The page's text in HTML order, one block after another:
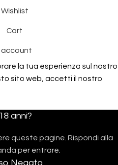
Wishlist
Cart
account
la tua esperienza sul nostro
sito web, accetti il ​​nostro
anni?
queste pagine. Rispondi alla
per entrare.
Negato